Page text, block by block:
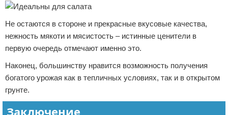
Не остаются в стороне и прекрасные вкусовые качества,
нежность мякоти и мясистость – истинные ценители в
первую очередь отмечают именно это.
Наконец, большинству нравится возможность получения
богатого урожая как в тепличных условиях, так и в открытом
грунте.
Заключение